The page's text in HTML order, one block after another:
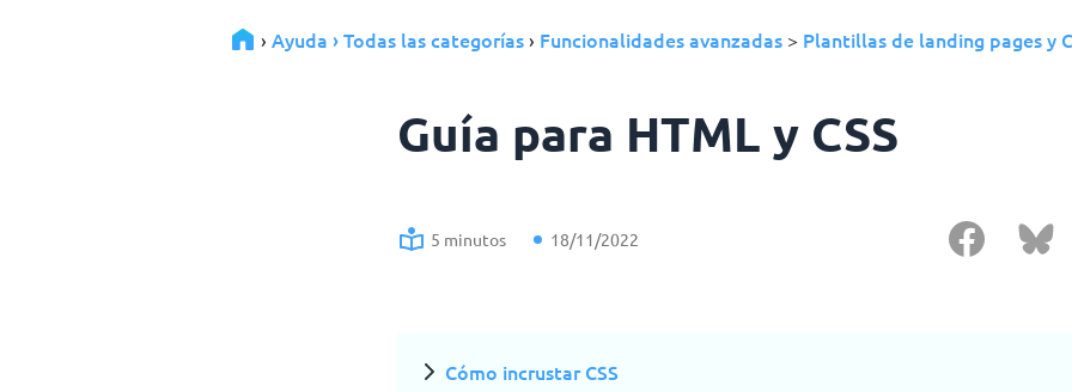
› Ayuda › Todas las categorías › Funcionalidades avanzadas > Plantillas de landing pages y
Guía para HTML y CSS
5 minutos 18/11/2022
Cómo incrustar CSS